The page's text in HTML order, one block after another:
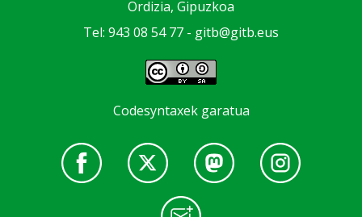
Ordizia, Gipuzkoa
Tel: 943 08 54 77 - gitb@gitb.eus
Codesyntaxek garatua